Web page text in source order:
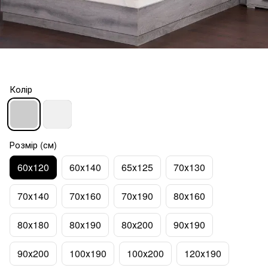
Колір
Розмір (см)
60х120 60х140 65х125 70х130
70х140 70х160 70х190 80х160
80х180 80х190 80х200 90х190
90х200 100х190 100х200 120х190